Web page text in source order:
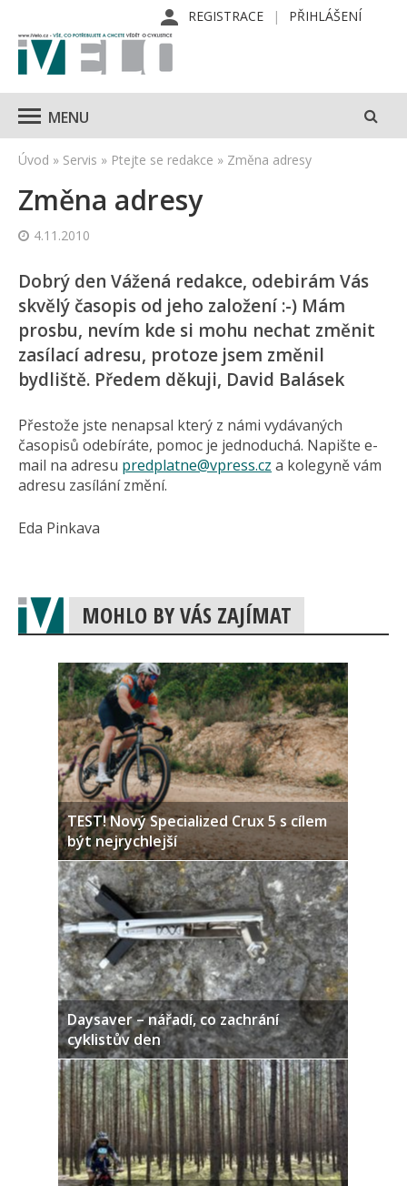
REGISTRACE PŘIHLÁŠENÍ
MENU
Úvod » Servis » Ptejte se redakce » Změna adresy
Změna adresy
4.11.2010
Dobrý den Vážená redakce, odebirám Vás
skvělý časopis od jeho založení :-) Mám
prosbu, nevím kde si mohu nechat změnit
zasílací adresu, protoze jsem změnil
bydliště. Předem děkuji, David Balásek
Přestože jste nenapsal který z námi vydávaných
časopisů odebíráte, pomoc je jednoduchá. Napište e-
mail na adresu predplatne@vpress.cz a kolegyně vám
adresu zasílání změní.
Eda Pinkava
MOHLO BY VÁS ZAJÍMAT
TEST! Nový Specialized Crux 5 s cílem
být nejrychlejší
Daysaver – nářadí, co zachrání
cyklistův den